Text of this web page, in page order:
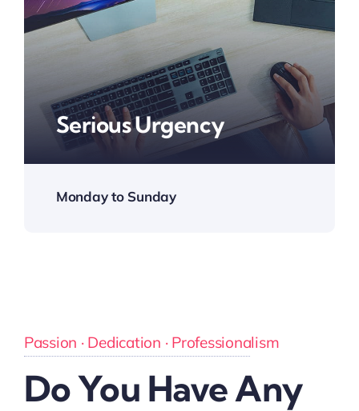
Serious Urgency
Monday to Sunday
Passion · Dedication · Professionalism
Do You Have Any